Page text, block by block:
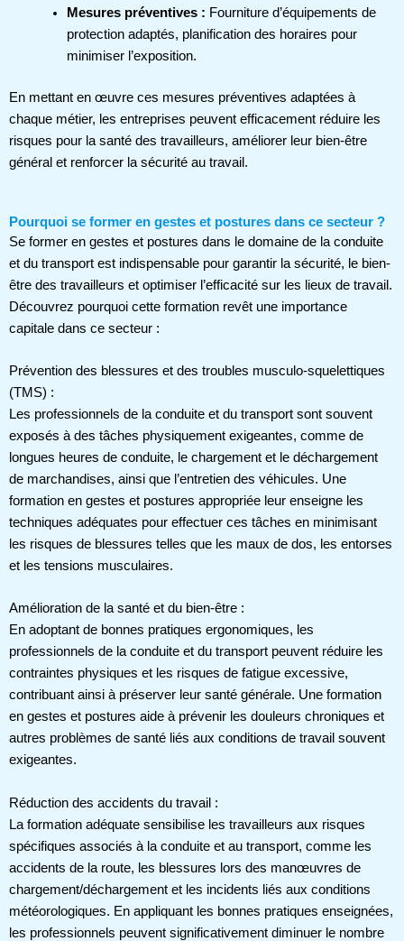
Mesures préventives : Fourniture d’équipements de
protection adaptés, planification des horaires pour
minimiser l’exposition.
En mettant en œuvre ces mesures préventives adaptées à
chaque métier, les entreprises peuvent efficacement réduire les
risques pour la santé des travailleurs, améliorer leur bien-être
général et renforcer la sécurité au travail.
Pourquoi se former en gestes et postures dans ce secteur ?
Se former en gestes et postures dans le domaine de la conduite
et du transport est indispensable pour garantir la sécurité, le bien-
être des travailleurs et optimiser l’efficacité sur les lieux de travail.
Découvrez pourquoi cette formation revêt une importance
capitale dans ce secteur :
Prévention des blessures et des troubles musculo-squelettiques
(TMS) :
Les professionnels de la conduite et du transport sont souvent
exposés à des tâches physiquement exigeantes, comme de
longues heures de conduite, le chargement et le déchargement
de marchandises, ainsi que l’entretien des véhicules. Une
formation en gestes et postures appropriée leur enseigne les
techniques adéquates pour effectuer ces tâches en minimisant
les risques de blessures telles que les maux de dos, les entorses
et les tensions musculaires.
Amélioration de la santé et du bien-être :
En adoptant de bonnes pratiques ergonomiques, les
professionnels de la conduite et du transport peuvent réduire les
contraintes physiques et les risques de fatigue excessive,
contribuant ainsi à préserver leur santé générale. Une formation
en gestes et postures aide à prévenir les douleurs chroniques et
autres problèmes de santé liés aux conditions de travail souvent
exigeantes.
Réduction des accidents du travail :
La formation adéquate sensibilise les travailleurs aux risques
spécifiques associés à la conduite et au transport, comme les
accidents de la route, les blessures lors des manœuvres de
chargement/déchargement et les incidents liés aux conditions
météorologiques. En appliquant les bonnes pratiques enseignées,
les professionnels peuvent significativement diminuer le nombre